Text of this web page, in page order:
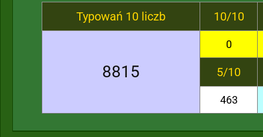
Typowań 10 liczb 10/10
8815
0
5/10
463